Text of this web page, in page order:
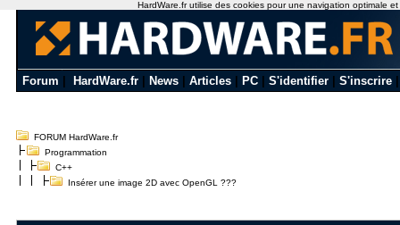
Forum HardWare.fr News Articles PC S'identifier S'inscrire
FORUM HardWare.fr
Programmation
C++
Insérer une image 2D avec OpenGL ???
HardWare.fr utilise des cookies pour une navigation optimale